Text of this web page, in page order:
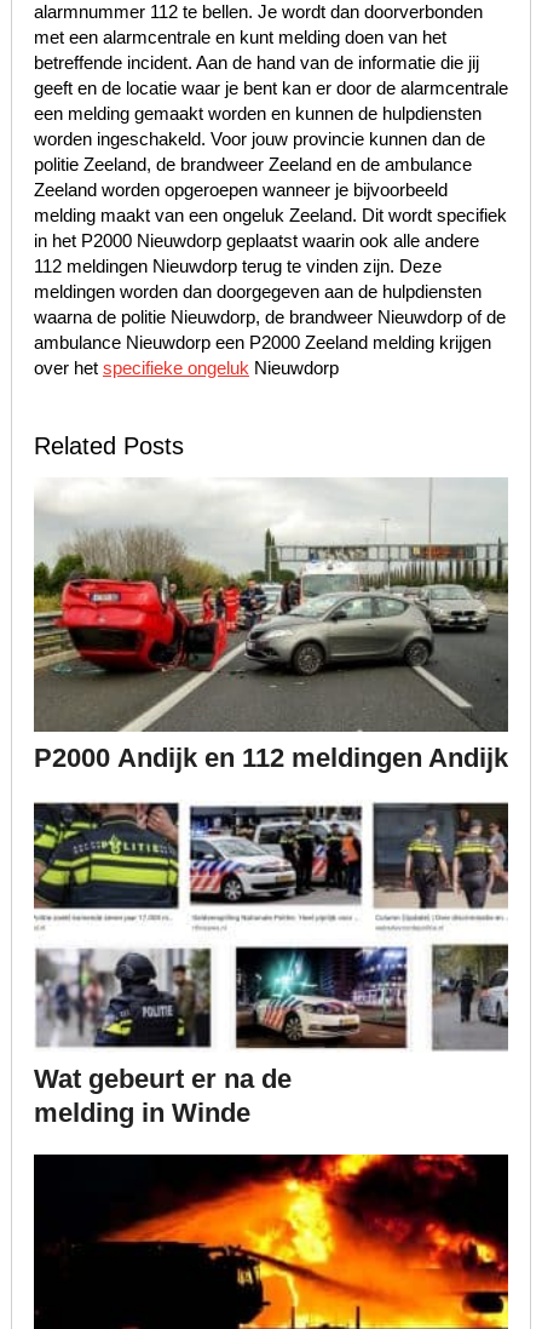
alarmnummer 112 te bellen. Je wordt dan doorverbonden
met een alarmcentrale en kunt melding doen van het
betreffende incident. Aan de hand van de informatie die jij
geeft en de locatie waar je bent kan er door de alarmcentrale
een melding gemaakt worden en kunnen de hulpdiensten
worden ingeschakeld. Voor jouw provincie kunnen dan de
politie Zeeland, de brandweer Zeeland en de ambulance
Zeeland worden opgeroepen wanneer je bijvoorbeeld
melding maakt van een ongeluk Zeeland. Dit wordt specifiek
in het P2000 Nieuwdorp geplaatst waarin ook alle andere
112 meldingen Nieuwdorp terug te vinden zijn. Deze
meldingen worden dan doorgegeven aan de hulpdiensten
waarna de politie Nieuwdorp, de brandweer Nieuwdorp of de
ambulance Nieuwdorp een P2000 Zeeland melding krijgen
over het specifieke ongelukNieuwdorp
Related Posts
P2000 Andijk en 112 meldingen Andijk
Wat gebeurt er na de
melding in Winde